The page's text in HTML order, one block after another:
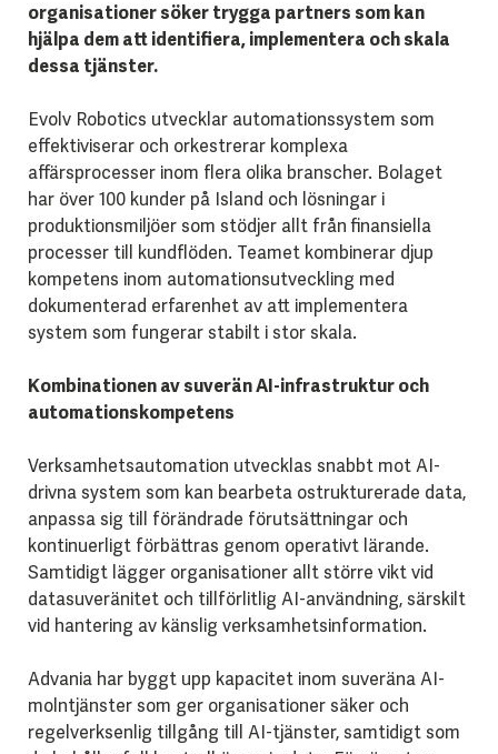
organisationer söker trygga partners som kan
hjälpa dem att identifiera, implementera och skala
dessa tjänster.
Evolv Robotics utvecklar automationssystem som
effektiviserar och orkestrerar komplexa
affärsprocesser inom flera olika branscher. Bolaget
har över 100 kunder på Island och lösningar i
produktionsmiljöer som stödjer allt från finansiella
processer till kundflöden. Teamet kombinerar djup
kompetens inom automationsutveckling med
dokumenterad erfarenhet av att implementera
system som fungerar stabilt i stor skala.
Kombinationen av suverän AI-infrastruktur och
automationskompetens
Verksamhetsautomation utvecklas snabbt mot AI-
drivna system som kan bearbeta ostrukturerade data,
anpassa sig till förändrade förutsättningar och
kontinuerligt förbättras genom operativt lärande.
Samtidigt lägger organisationer allt större vikt vid
datasuveränitet och tillförlitlig AI-användning, särskilt
vid hantering av känslig verksamhetsinformation.
Advania har byggt upp kapacitet inom suveräna AI-
molntjänster som ger organisationer säker och
regelverksenlig tillgång till AI-tjänster, samtidigt som